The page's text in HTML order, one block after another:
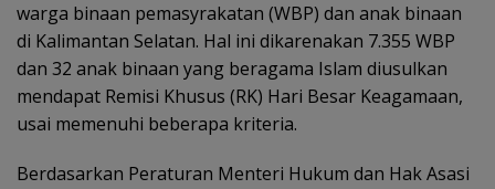
warga binaan pemasyrakatan (WBP) dan anak binaan
di Kalimantan Selatan. Hal ini dikarenakan 7.355 WBP
dan 32 anak binaan yang beragama Islam diusulkan
mendapat Remisi Khusus (RK) Hari Besar Keagamaan,
usai memenuhi beberapa kriteria.
Berdasarkan Peraturan Menteri Hukum dan Hak Asasi